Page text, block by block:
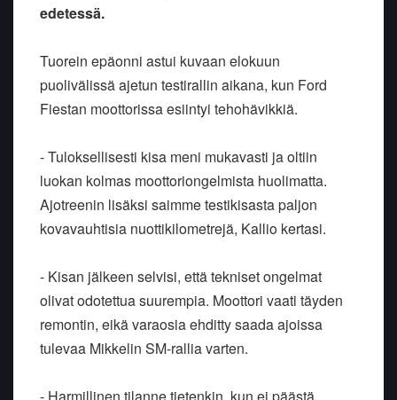
edetessä.
Tuorein epäonni astui kuvaan elokuun
puolivälissä ajetun testirallin aikana, kun Ford
Fiestan moottorissa esiintyi tehohävikkiä.
- Tuloksellisesti kisa meni mukavasti ja oltiin
luokan kolmas moottoriongelmista huolimatta.
Ajotreenin lisäksi saimme testikisastapaljon
kovavauhtisia nuottikilometrejä, Kallio kertasi.
- Kisan jälkeen selvisi, että tekniset ongelmat
olivat odotettuasuurempia. Moottori vaati täyden
remontin, eikä varaosia ehditty saadaajoissa
tulevaa Mikkelin SM-rallia varten.
- Harmillinen tilanne tietenkin, kun ei päästä